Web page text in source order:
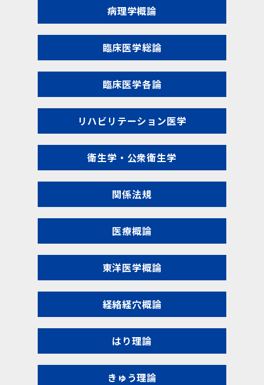
病理学概論
臨床医学総論
臨床医学各論
リハビリテーション医学
衛生学・公衆衛生学
関係法規
医療概論
東洋医学概論
経絡経穴概論
はり理論
きゅう理論